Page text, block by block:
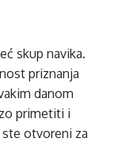
skup navika.
priznanja
danom
primetiti i
otvoreni za